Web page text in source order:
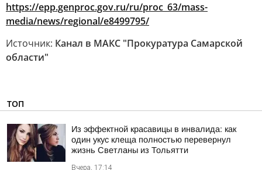
https://epp.genproc.gov.ru/ru/proc_63/mass-
media/news/regional/e8499795/
Источник: Канал в МАКС "Прокуратура Самарской
области"
ТОП
Из эффектной красавицы в инвалида: как
один укус клеща полностью перевернул
жизнь Светланы из Тольятти
Вчера, 17:14